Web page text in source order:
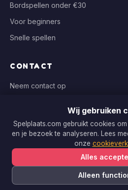
Bordspellen onder €30
Voor beginners
Snelle spellen
CONTACT
Neem contact op
WIJ VERGELIJKEN BIJ
Bol.com, Spellenrijk,
Copyright © 2026 Spelplaats.com.
Wij gebruiken
Spelplaats.com gebruikt cookies
en je bezoek te analyseren. Lees
onze
Alles
Alleen